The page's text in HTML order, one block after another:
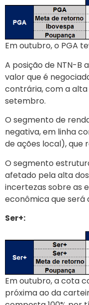
Em outubro, o PGA
A posição de NTN-B
valor que é
contrária, com a alta
setembro.
O segmento de
negativa, em linha
de ações local), que
O segmento
afetado pela alta dos
incertezas sobre as
econômica que será
Ser+:
Em outubro, a cota
próxima ao da